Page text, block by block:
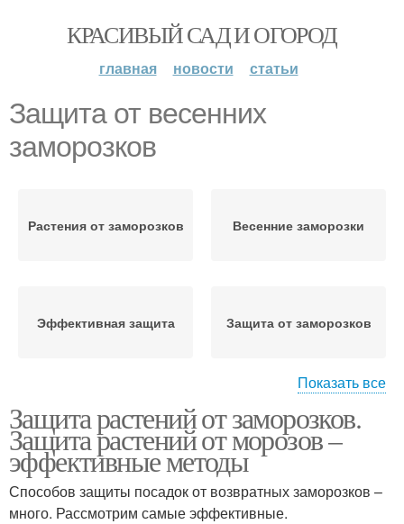
КРАСИВЫЙ САД И ОГОРОД
главная новости статьи
Защита от весенних
заморозков
Растения от заморозков Весенние заморозки
Эффективная защита Защита от заморозков
Препараты для защиты
Показать все
Защита растений от заморозков.
Защита растений от морозов –
эффективные методы
Способов защиты посадок от возвратных заморозков –
много. Рассмотрим самые эффективные.